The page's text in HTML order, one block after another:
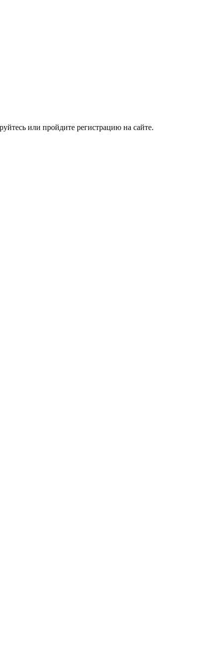
или пройдите регистрацию на сайте.